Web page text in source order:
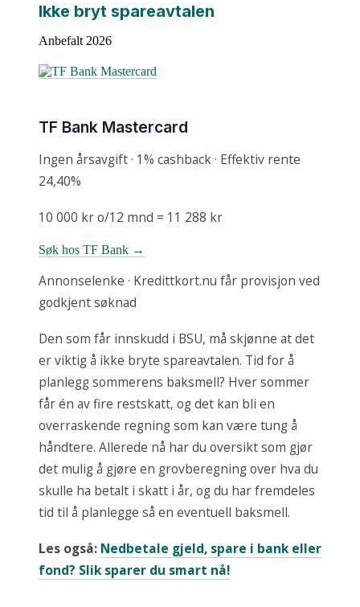
Ikke bryt spareavtalen
Anbefalt 2026
TF Bank Mastercard
Ingen årsavgift · 1% cashback · Effektiv rente
24,40%
10 000 kr o/12 mnd = 11 288 kr
Søk hos TF Bank →
Annonselenke · Kredittkort.nu får provisjon ved
godkjent søknad
Den som får innskudd i BSU, må skjønne at det
er viktig å ikke bryte spareavtalen. Tid for å
planlegg sommerens baksmell? Hver sommer
får én av fire restskatt, og det kan bli en
overraskende regning som kan være tung å
håndtere. Allerede nå har du oversikt som gjør
det mulig å gjøre en grovberegning over hva du
skulle ha betalt i skatt i år, og du har fremdeles
tid til å planlegge så en eventuell baksmell.
Les også: Nedbetale gjeld, spare i bank eller
fond? Slik sparer du smart nå!